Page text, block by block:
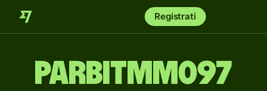
Registrati
PARBITMM097